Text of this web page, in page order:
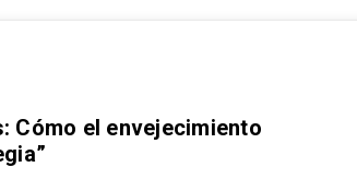
Cómo el envejecimiento